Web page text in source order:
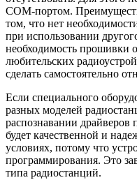
COM-портом.
том, что нет
при использовании
необходимость прошивки
любительских
сделать самостоятельно
Если специального
разных моделей
распознавании
будет качественной и
условиях, потому что
программирования. Это
типа радиостанций.